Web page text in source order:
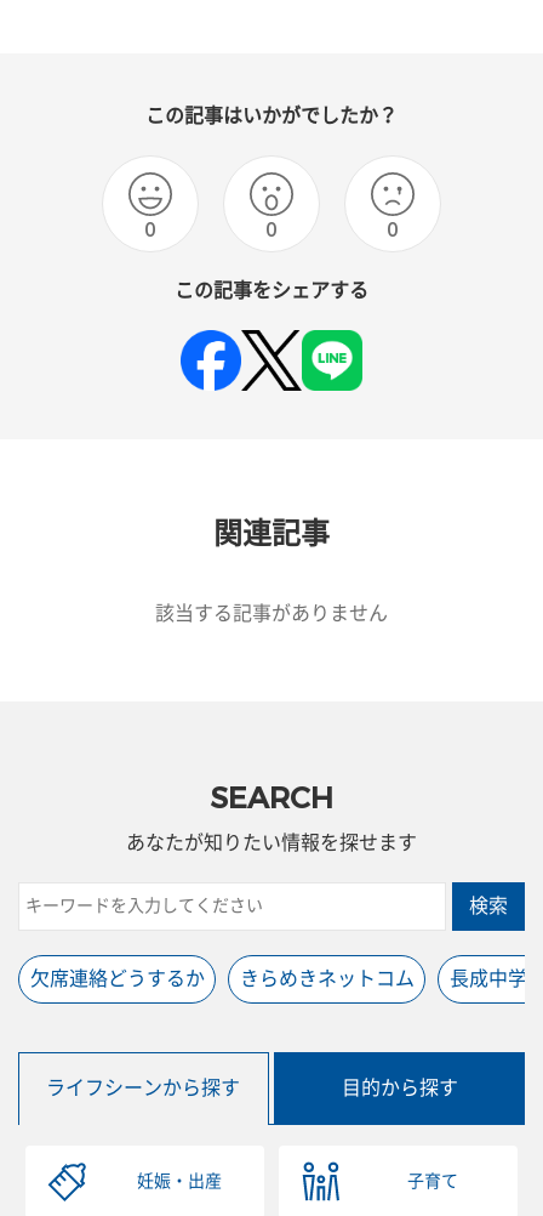
この記事はいかがでしたか？
0 0 0
この記事をシェアする
関連記事
該当する記事がありません
SEARCH
あなたが知りたい情報を探せます
検索
欠席連絡どうするか きらめきネットコム 長成中学
ライフシーンから探す 目的から探す
妊娠・出産 子育て